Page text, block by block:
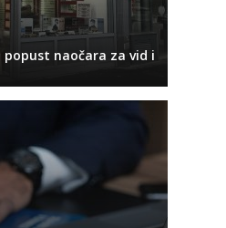
popust naočara za vid i